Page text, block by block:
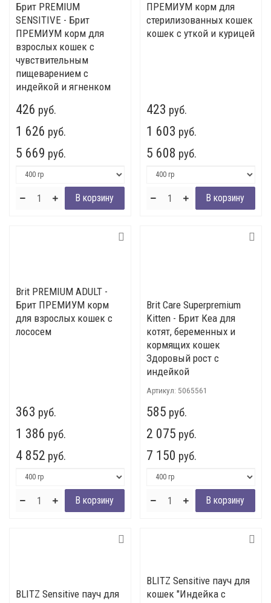
Брит PREMIUM
SENSITIVE - Брит
ПРЕМИУМ корм для
взрослых кошек с
чувствительным
пищеварением с
индейкой и ягненком
426 руб.
1 626 руб.
5 669 руб.
ПРЕМИУМ корм для
стерилизованных кошек
кошек c уткой и курицей
423 руб.
1 603 руб.
5 608 руб.
Brit PREMIUM ADULT -
Брит ПРЕМИУМ корм
для взрослых кошек с
лососем
363 руб.
1 386 руб.
4 852 руб.
Brit Care Superpremium
Kitten - Брит Кеа для
котят, беременных и
кормящих кошек
Здоровый рост с
индейкой
Артикул: 5065561
585 руб.
2 075 руб.
7 150 руб.
BLITZ Sensitive пауч для
BLITZ Sensitive пауч для
кошек "Индейка с